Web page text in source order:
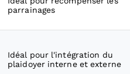
parrainages
Idéal pour l'intégration du
plaidoyer interne et externe